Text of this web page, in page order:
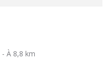
- À 8,8 km